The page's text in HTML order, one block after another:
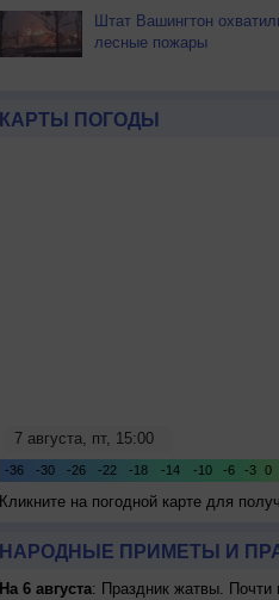
Штат Вашингтон
лесные пожары
КАРТЫ ПОГОДЫ
Кликните на погодной карте для
НАРОДНЫЕ ПРИМЕТЫ И
На 6 августа: Праздник жатвы. Почти